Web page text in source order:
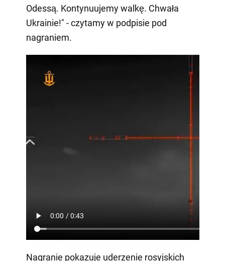
Odessą. Kontynuujemy walkę. Chwała
Ukrainie!" - czytamy w podpisie pod
nagraniem.
Nagranie pokazuje uderzenie rosyjskich